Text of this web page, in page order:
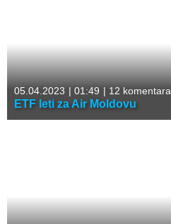
05.04.2023 | 01:49 | 12 komentara
ETF leti za Air Moldovu